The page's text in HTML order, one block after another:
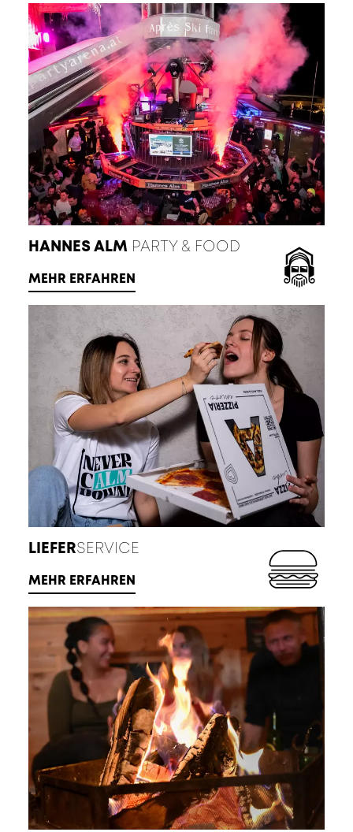
HANNES ALM PARTY & FOOD
MEHR ERFAHREN
LIEFERSERVICE
MEHR ERFAHREN